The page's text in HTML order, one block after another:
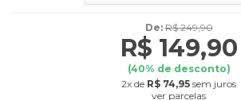
De:R$ 249,90
R$ 149,90
(40% de desconto)
2x de R$ 74,95 sem juros
ver parcelas